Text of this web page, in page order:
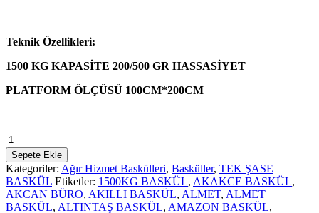
Teknik Özellikleri:
1500 KG KAPASİTE 200/500 GR HASSASİYET
PLATFORM ÖLÇÜSÜ 100CM*200CM
TEM
TEB
MLB
1001
1500
Kg.
Sepete Ekle
Kategoriler: Ağır Hizmet Baskülleri, Basküller, TEK ŞASE
BASKÜL Etiketler: 1500KG BASKÜL, AKAKCE BASKÜL,
AKCAN BÜRO, AKILLI BASKÜL, ALMET, ALMET
BASKÜL, ALTINTAŞ BASKÜL, AMAZON BASKÜL,